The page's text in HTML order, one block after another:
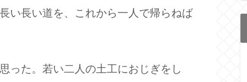
い長い道を、これから一人で帰らねば
った。若い二人の土工におじぎをし